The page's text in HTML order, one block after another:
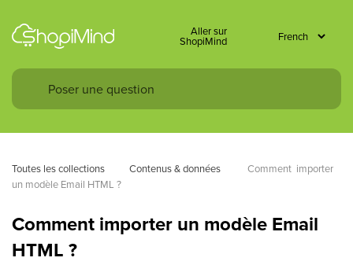
Aller sur
ShopiMind
Toutes les collections Contenus & données
Comment  importer
un modèle Email HTML ?
Comment importer un modèle Email
HTML ?